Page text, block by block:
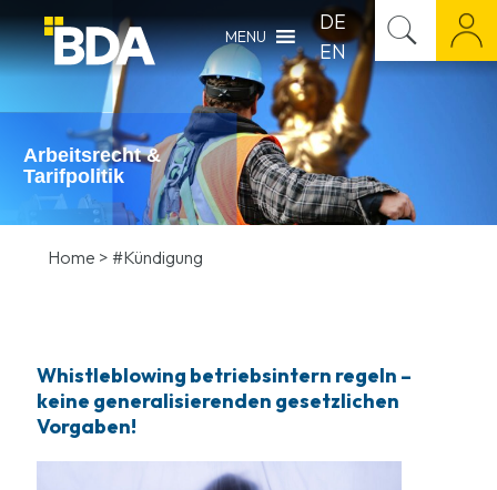
MENU
DE
EN
Arbeitsrecht &
Tarifpolitik
Home > #Kündigung
Whistleblowing betriebsintern regeln –
keine generalisierenden gesetzlichen
Vorgaben!